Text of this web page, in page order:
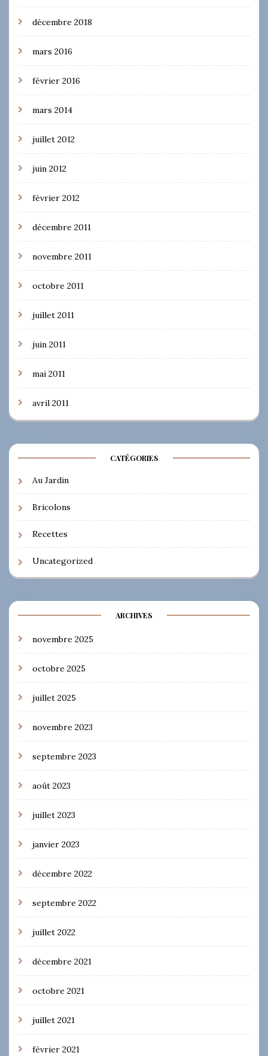
décembre 2018
mars 2016
février 2016
mars 2014
juillet 2012
juin 2012
février 2012
décembre 2011
novembre 2011
octobre 2011
juillet 2011
juin 2011
mai 2011
avril 2011
CATÉGORIES
Au Jardin
Bricolons
Recettes
Uncategorized
ARCHIVES
novembre 2025
octobre 2025
juillet 2025
novembre 2023
septembre 2023
août 2023
juillet 2023
janvier 2023
décembre 2022
septembre 2022
juillet 2022
décembre 2021
octobre 2021
juillet 2021
février 2021